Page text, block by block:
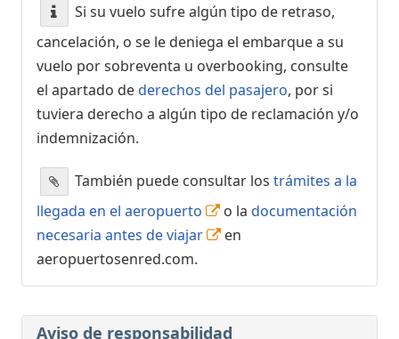
Si su vuelo sufre algún tipo de retraso,
cancelación, o se le deniega el embarque a su
vuelo por sobreventa u overbooking, consulte
el apartado dederechos del pasajero, por si
tuviera derecho a algún tipo de reclamación y/o
indemnización.
También puede consultar los trámites a la
llegada en el aeropuerto
o la documentación
necesaria antes de viajar
en
aeropuertosenred.com.
Aviso de responsabilidad